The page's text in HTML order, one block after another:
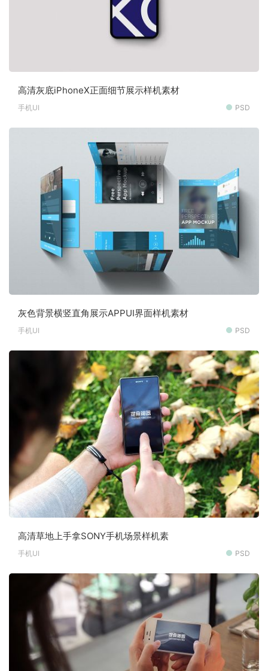
高清灰底iPhoneX正面细节展示样机素材
手机UI PSD
灰色背景横竖直角展示APPUI界面样机素材
手机UI PSD
高清草地上手拿SONY手机场景样机素
手机UI PSD